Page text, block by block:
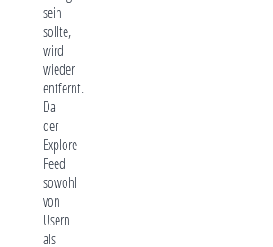
sein
sollte,
wird
wieder
entfernt.
Da
der
Explore-
Feed
sowohl
von
Usern
als